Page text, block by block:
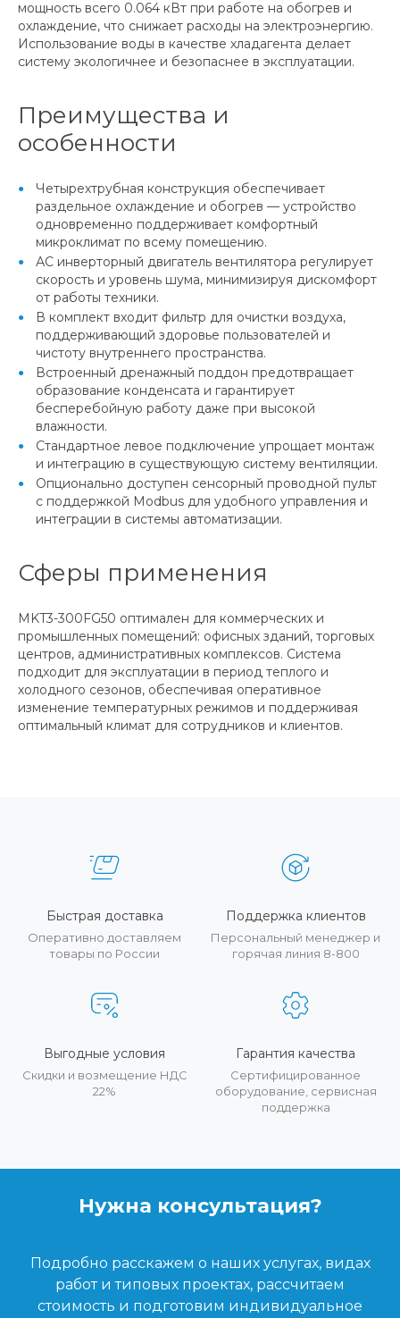
мощность всего 0.064 кВт при работе на обогрев и
охлаждение, что снижает расходы на электроэнергию.
Использование воды в качестве хладагента делает
систему экологичнее и безопаснее в эксплуатации.
Преимущества и
особенности
Четырехтрубная конструкция обеспечивает
раздельное охлаждение и обогрев — устройство
одновременно поддерживает комфортный
микроклимат по всему помещению.
АС инверторный двигатель вентилятора регулирует
скорость и уровень шума, минимизируя дискомфорт
от работы техники.
В комплект входит фильтр для очистки воздуха,
поддерживающий здоровье пользователей и
чистоту внутреннего пространства.
Встроенный дренажный поддон предотвращает
образование конденсата и гарантирует
бесперебойную работу даже при высокой
влажности.
Стандартное левое подключение упрощает монтаж
и интеграцию в существующую систему вентиляции.
Опционально доступен сенсорный проводной пульт
с поддержкой Modbus для удобного управления и
интеграции в системы автоматизации.
Сферы применения
MKT3-300FG50 оптимален для коммерческих и
промышленных помещений: офисных зданий, торговых
центров, административных комплексов. Система
подходит для эксплуатации в период теплого и
холодного сезонов, обеспечивая оперативное
изменение температурных режимов и поддерживая
оптимальный климат для сотрудников и клиентов.
Быстрая доставка
Оперативно доставляем
товары по России
Поддержка клиентов
Персональный менеджер и
горячая линия 8-800
Выгодные условия
Скидки и возмещение НДС
22%
Гарантия качества
Сертифицированное
оборудование, сервисная
поддержка
Нужна консультация?
Подробно расскажем о наших услугах, видах
работ и типовых проектах, рассчитаем
стоимость и подготовим индивидуальное